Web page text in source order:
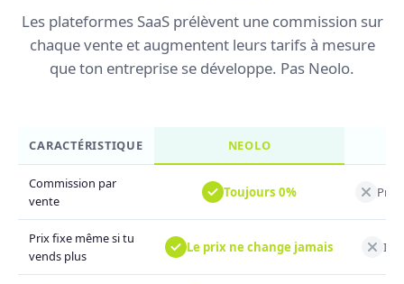
Les plateformes SaaS prélèvent une commission sur
chaque vente et augmentent leurs tarifs à mesure
que ton entreprise se développe. Pas Neolo.
CARACTÉRISTIQUE NEOLO
Commission par
vente
Toujours 0%
Prix fixe même si tu
vends plus
Le prix ne change jamais Il